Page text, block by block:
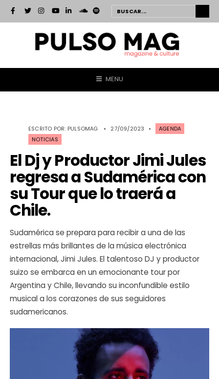
MENU
ESCRITO POR: PULSOMAG • 27/09/2023 •
AGENDA
NOTICIAS
El Dj y Productor Jimi Jules
regresa a Sudamérica con
su Tour que lo traerá a
Chile.
Sudamérica se prepara para recibir a una de las
estrellas más brillantes de la música electrónica
internacional, Jimi Jules. El talentoso DJ y productor
suizo se embarca en un emocionante tour por
Argentina y Chile, llevando su inconfundible estilo
musical a los corazones de sus seguidores
sudamericanos.